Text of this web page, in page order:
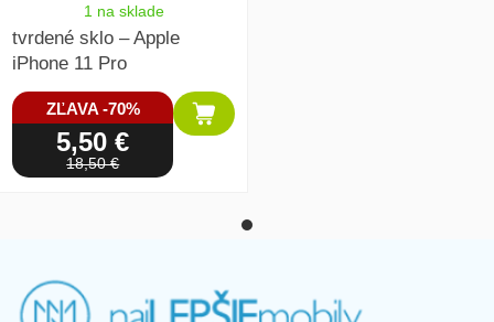
1 na sklade
tvrdené sklo – Apple
iPhone 11 Pro
ZĽAVA -70%
5,50 €
18,50 €